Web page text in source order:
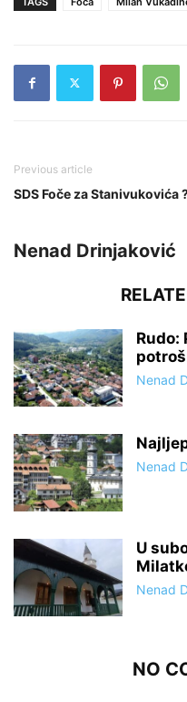
Previous article
SDS Foče za Stanivukovića
Nenad Drinjaković
Rudo:
Nenad
Nenad
U
Nenad
NO